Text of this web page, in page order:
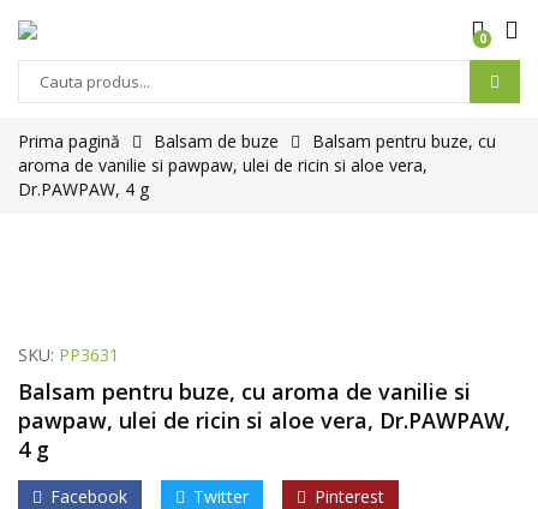
0
Prima pagină Balsam de buze
Balsam pentru buze, cu
aroma de vanilie si pawpaw, ulei de ricin si aloe vera,
Dr.PAWPAW, 4 g
SKU: PP3631
Balsam pentru buze, cu aroma de vanilie si
pawpaw, ulei de ricin si aloe vera, Dr.PAWPAW,
4 g
Facebook Twitter Pinterest